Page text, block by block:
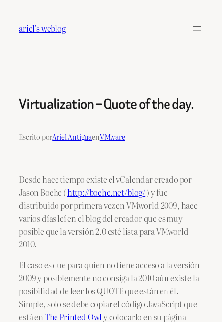
contenido
ariel's weblog
Virtualization – Quote of the day.
Escrito porAriel AntiguaenVMware
Desde hace tiempo existe el vCalendar creado por
Jason Boche (http://boche.net/blog/) y fue
distribuido por primera vez en VMworld 2009, hace
varios días leí en el blog del creador que es muy
posible que la versión 2.0 esté lista para VMworld
2010.
El caso es que para quien no tiene acceso a la versión
2009 y posiblemente no consiga la 2010 aún existe la
posibilidad de leer los QUOTE que están en él.
Simple, solo se debe copiar el código JavaScript que
está enThe Printed Owly colocarlo en su página